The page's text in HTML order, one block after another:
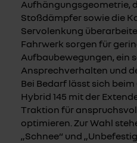
Aufhängungsgeometrie,
Stoßdämpfer sowie die
Servolenkung
Fahrwerk sorgen für
Aufbaubewegungen, ein
Ansprechverhalten und
Bei Bedarf lässt sich beim
Hybrid 145 mit der
Traktion für
optimieren. Zur Wahl
„Schnee“ und